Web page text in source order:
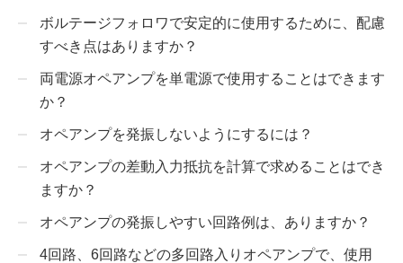
ボルテージフォロワで安定的に使用するために、配慮
すべき点はありますか？
両電源オペアンプを単電源で使用することはできます
か？
オペアンプを発振しないようにするには？
オペアンプの差動入力抵抗を計算で求めることはでき
ますか？
オペアンプの発振しやすい回路例は、ありますか？
4回路、6回路などの多回路入りオペアンプで、使用